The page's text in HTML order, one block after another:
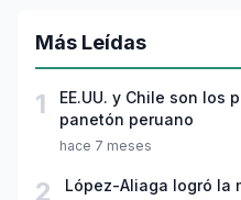
Más Leídas
1
EE.UU. y Chile son los
panetón peruano
hace 7 meses
2
López-Aliaga logró la